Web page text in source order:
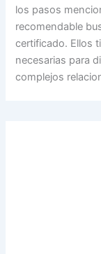
los pasos
recomendable
certificado. Ellos
necesarias para
complejos